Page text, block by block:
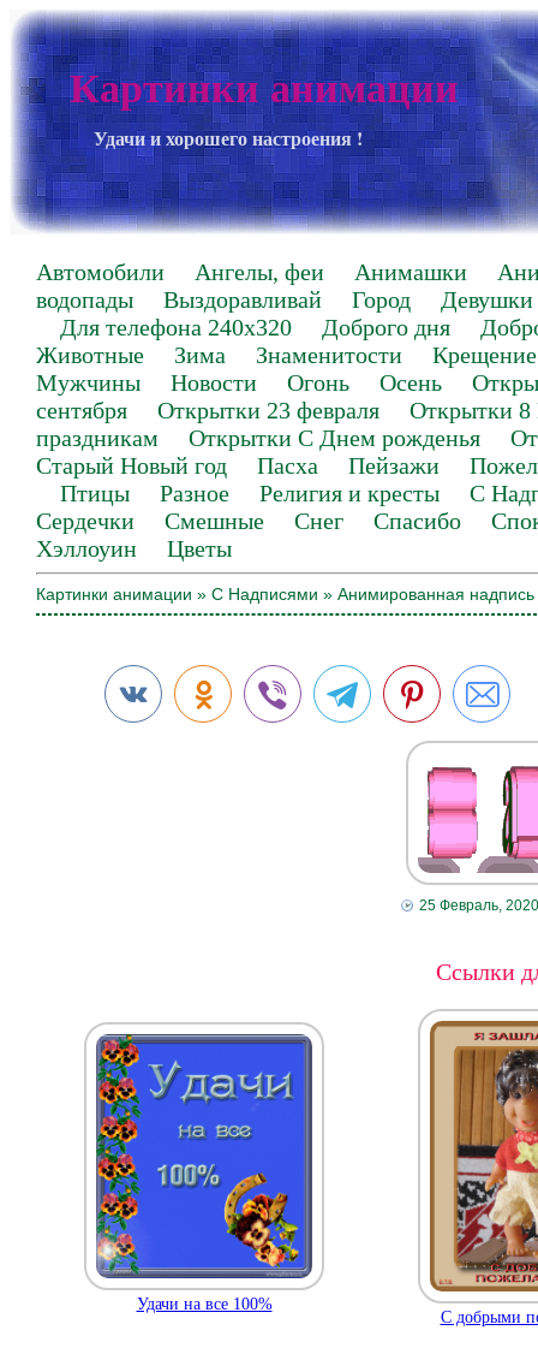
Картинки анимации
Удачи и хорошего настроения !
Автомобили Ангелы, феи Анимашки
водопады
Выздоравливай Город
Девушки
Для телефона 240х320
Доброго дня
Животные
Зима Знаменитости
Крещение
Мужчины
Новости Огонь Осень
сентября
Открытки 23 февраля
Открытки 8
праздникам
Открытки С Днем рожденья
Старый Новый год
Пасха Пейзажи
Птицы
Разное Религия и кресты
С
Сердечки
Смешные Снег Спасибо
Хэллоуин
Цветы
Картинки анимации » С Надписями » Анимированная
25 Февраль, 2020
Ссылки
Удачи на все 100%
С добрыми